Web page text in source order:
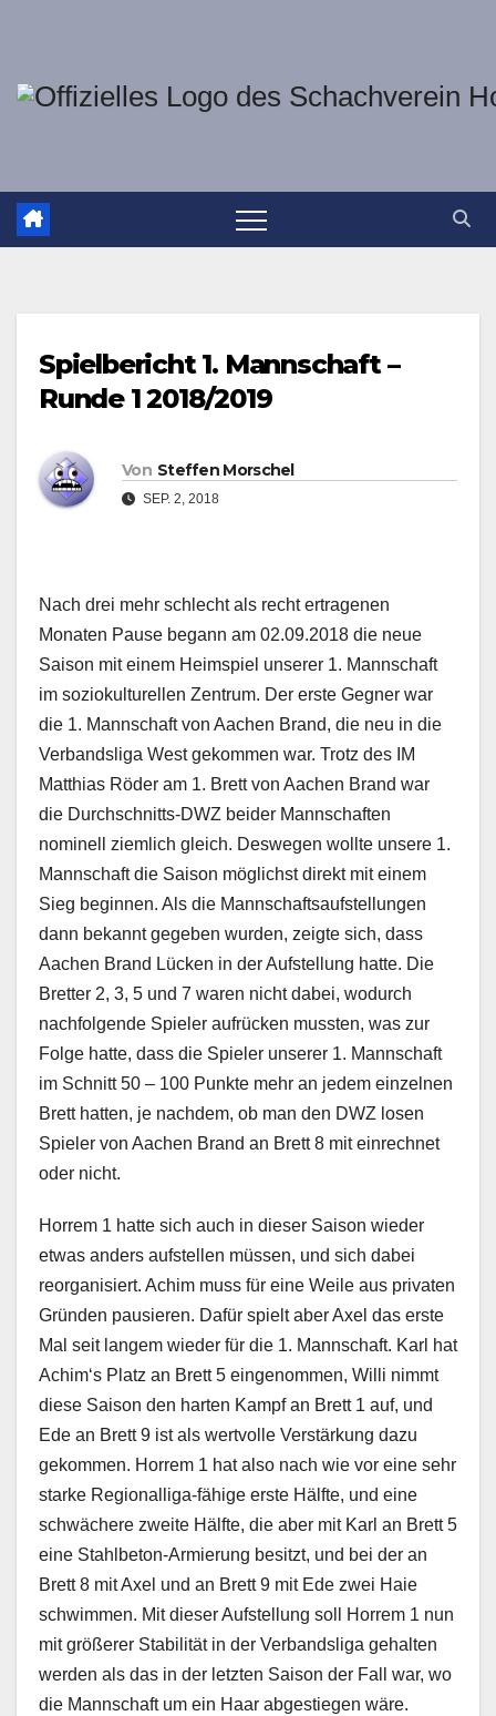
springen
Spielbericht 1. Mannschaft –
Runde 1 2018/2019
Von Steffen Morschel
SEP. 2, 2018
Nach drei mehr schlecht als recht ertragenen
Monaten Pause begann am 02.09.2018 die neue
Saison mit einem Heimspiel unserer 1. Mannschaft
im soziokulturellen Zentrum. Der erste Gegner war
die 1. Mannschaft von Aachen Brand, die neu in die
Verbandsliga West gekommen war. Trotz des IM
Matthias Röder am 1. Brett von Aachen Brand war
die Durchschnitts-DWZ beider Mannschaften
nominell ziemlich gleich. Deswegen wollte unsere 1.
Mannschaft die Saison möglichst direkt mit einem
Sieg beginnen. Als die Mannschaftsaufstellungen
dann bekannt gegeben wurden, zeigte sich, dass
Aachen Brand Lücken in der Aufstellung hatte. Die
Bretter 2, 3, 5 und 7 waren nicht dabei, wodurch
nachfolgende Spieler aufrücken mussten, was zur
Folge hatte, dass die Spieler unserer 1. Mannschaft
im Schnitt 50 – 100 Punkte mehr an jedem einzelnen
Brett hatten, je nachdem, ob man den DWZ losen
Spieler von Aachen Brand an Brett 8 mit einrechnet
oder nicht.
Horrem 1 hatte sich auch in dieser Saison wieder
etwas anders aufstellen müssen, und sich dabei
reorganisiert. Achim muss für eine Weile aus privaten
Gründen pausieren. Dafür spielt aber Axel das erste
Mal seit langem wieder für die 1. Mannschaft. Karl hat
Achim‘s Platz an Brett 5 eingenommen, Willi nimmt
diese Saison den harten Kampf an Brett 1 auf, und
Ede an Brett 9 ist als wertvolle Verstärkung dazu
gekommen. Horrem 1 hat also nach wie vor eine sehr
starke Regionalliga-fähige erste Hälfte, und eine
schwächere zweite Hälfte, die aber mit Karl an Brett 5
eine Stahlbeton-Armierung besitzt, und bei der an
Brett 8 mit Axel und an Brett 9 mit Ede zwei Haie
schwimmen. Mit dieser Aufstellung soll Horrem 1 nun
mit größerer Stabilität in der Verbandsliga gehalten
werden als das in der letzten Saison der Fall war, wo
die Mannschaft um ein Haar abgestiegen wäre.